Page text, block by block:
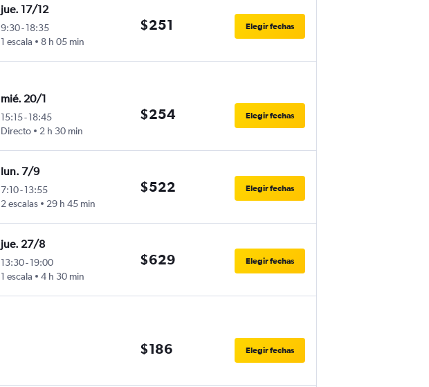
jue. 17/12
9:30-18:35
1 escala
8 h 05 min
$251 Elegir fechas
mié. 20/1
15:15-18:45
Directo
2 h 30 min
$254 Elegir fechas
lun. 7/9
7:10-13:55
2 escalas
29 h 45 min
$522 Elegir fechas
jue. 27/8
13:30-19:00
1 escala
4 h 30 min
$629 Elegir fechas
$186 Elegir fechas